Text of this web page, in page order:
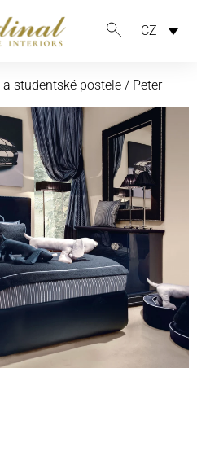
CZ
a studentské postele / Peter